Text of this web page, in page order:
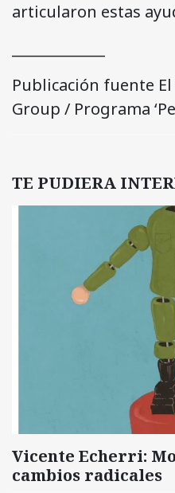
articularon estas
Publicación fuente
Group / Programa
TE PUDIERA
Vicente Echerri:
cambios radicales